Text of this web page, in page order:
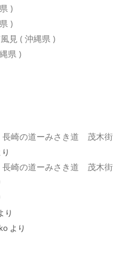
)
)
見 ( 沖縄県 )
県 )
崎の道ーみさき道 茂木街
崎の道ーみさき道 茂木街
り
より